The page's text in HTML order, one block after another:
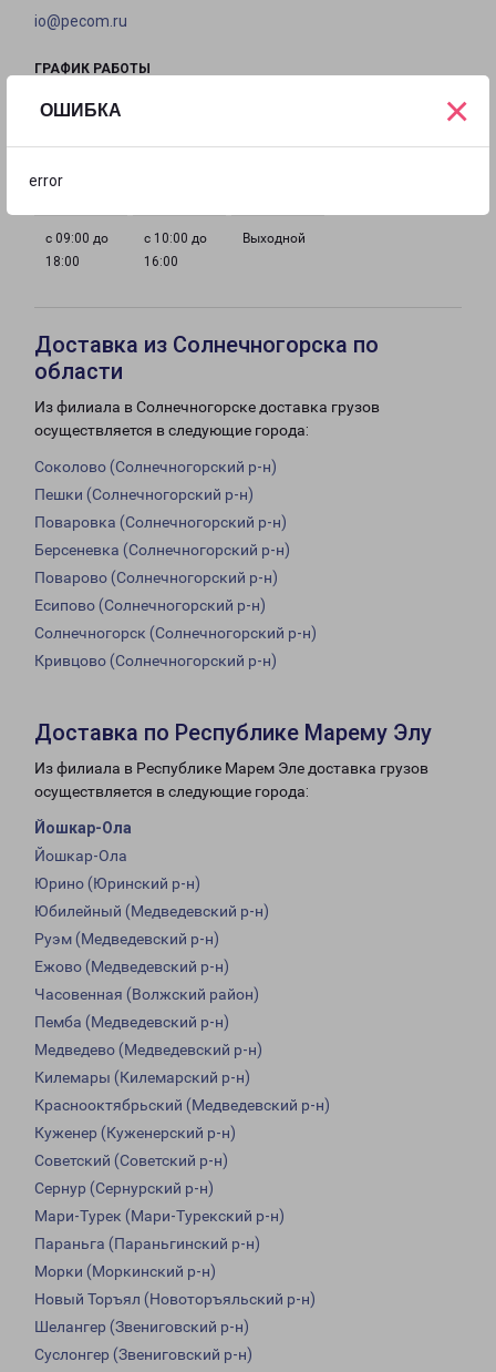
ОШИБКА
error
×
io@pecom.ru
ГРАФИК РАБОТЫ
с 09:00 до
18:00
с 10:00 до
16:00
Выходной
Доставка из Солнечногорска по
области
Из филиала в Солнечногорске доставка грузов
осуществляется в следующие города:
Соколово (Солнечногорский р-н)
Пешки (Солнечногорский р-н)
Поваровка (Солнечногорский р-н)
Берсеневка (Солнечногорский р-н)
Поварово (Солнечногорский р-н)
Есипово (Солнечногорский р-н)
Солнечногорск (Солнечногорский р-н)
Кривцово (Солнечногорский р-н)
Доставка по Республике Марему Элу
Из филиала в Республике Марем Эле доставка грузов
осуществляется в следующие города:
Йошкар-Ола
Йошкар-Ола
Юрино (Юринский р-н)
Юбилейный (Медведевский р-н)
Руэм (Медведевский р-н)
Ежово (Медведевский р-н)
Часовенная (Волжский район)
Пемба (Медведевский р-н)
Медведево (Медведевский р-н)
Килемары (Килемарский р-н)
Краснооктябрьский (Медведевский р-н)
Куженер (Куженерский р-н)
Советский (Советский р-н)
Сернур (Сернурский р-н)
Мари-Турек (Мари-Турекский р-н)
Параньга (Параньгинский р-н)
Морки (Моркинский р-н)
Новый Торъял (Новоторъяльский р-н)
Шелангер (Звениговский р-н)
Суслонгер (Звениговский р-н)